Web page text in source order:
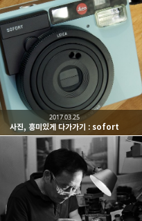
사진, 흥미있게 다가가기 : sofort
2017.03.25